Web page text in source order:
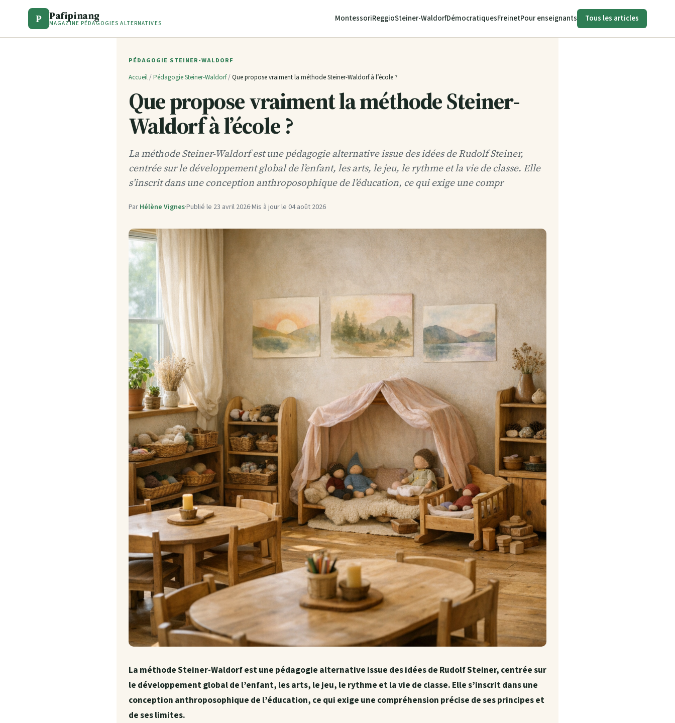
P Pafipinang
MAGAZINE PÉDAGOGIES ALTERNATIVES MontessoriReggioSteiner-WaldorfDémocratiquesFreinetPour enseignants Tous les articles
PÉDAGOGIE STEINER-WALDORF
Accueil /Pédagogie Steiner-Waldorf/Que propose vraiment la méthode Steiner-Waldorf à l’école ?
Que propose vraiment la méthode Steiner-
Waldorf à l’école ?
La méthode Steiner-Waldorf est une pédagogie alternative issue des idées de Rudolf Steiner,
centrée sur le développement global de l’enfant, les arts, le jeu, le rythme et la vie de classe. Elle
s’inscrit dans une conception anthroposophique de l’éducation, ce qui exige une compr
Par Hélène Vignes·Publié le 23 avril 2026·Mis à jour le 04 août 2026
La méthode Steiner-Waldorf est une pédagogie alternative issue des idées de Rudolf Steiner, centrée sur
le développement global de l’enfant, les arts, le jeu, le rythme et la vie de classe. Elle s’inscrit dans une
conception anthroposophique de l’éducation, ce qui exige une compréhension précise de ses principes et
de ses limites.